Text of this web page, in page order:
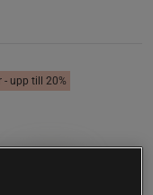
- upp till 20%